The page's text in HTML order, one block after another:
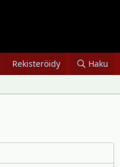
Rekisteröidy Haku